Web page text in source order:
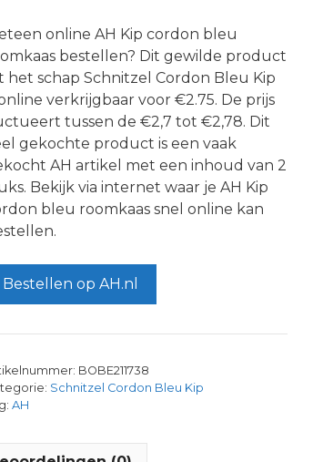
online AH Kip cordon bleu
bestellen? Dit gewilde product
het schap Schnitzel Cordon Bleu Kip
verkrijgbaar voor €2.75. De prijs
tussen de €2,7 tot €2,78. Dit
gekochte product is een vaak
AH artikel met een inhoud van 2
Bekijk via internet waar je AH Kip
bleu roomkaas snel online kan
Bestellen op AH.nl
BOBE211738
Schnitzel Cordon Bleu Kip
AH